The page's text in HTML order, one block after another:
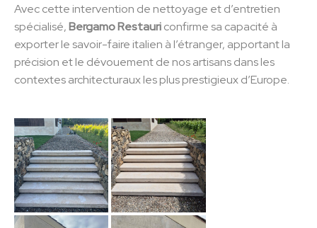
Avec cette intervention de nettoyage et d’entretien
spécialisé,Bergamo Restauriconfirme sa capacité à
exporter le savoir-faire italien à l’étranger, apportant la
précision et le dévouement de nos artisans dans les
contextes architecturaux les plus prestigieux d’Europe.